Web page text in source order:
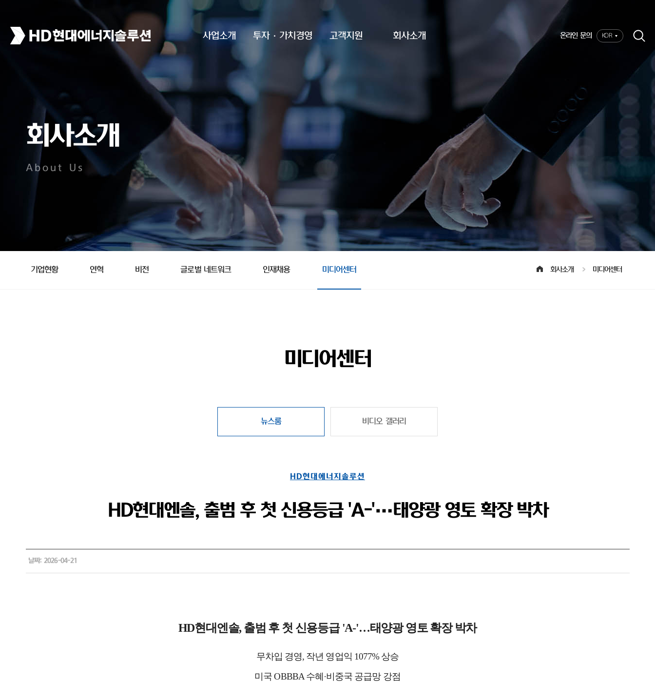
사업소개 투자·가치경영 고객지원 회사소개 온라인 문의 KOR
회사소개
About Us
기업현황 연혁 비전 글로벌 네트워크 인재채용 미디어센터 회사소개 미디어센터
미디어센터
뉴스룸 비디오 갤러리
HD현대에너지솔루션
HD현대엔솔, 출범 후 첫 신용등급 'A-'…태양광 영토 확장 박차
날짜: 2026-04-21
HD현대엔솔, 출범 후 첫 신용등급 'A-'…태양광 영토 확장 박차
무차입 경영, 작년 영업익 1077% 상승
미국 OBBBA 수혜·비중국 공급망 강점